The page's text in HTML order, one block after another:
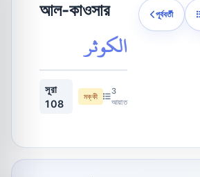
আল-কাওসার
الكوثر
সূরা
108
মক্কী
3
আয়াত
পূর্ববর্তী